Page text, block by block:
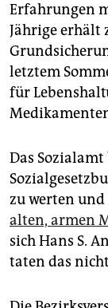
Erfahrungen
Jährige erhält
letztem
für
Das Sozialamt
zu werten und
alten, armen
sich Hans S.
taten das